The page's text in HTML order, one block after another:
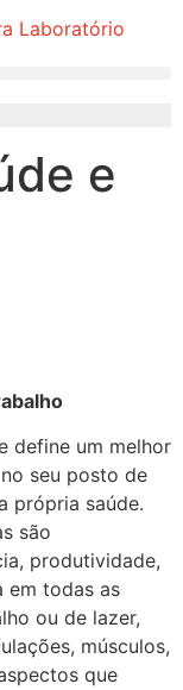
e
define um melhor
seu posto de
própria saúde.
são
produtividade,
em todas as
ou de lazer,
músculos,
que